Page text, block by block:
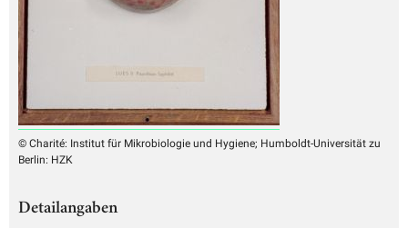
© Charité: Institut für Mikrobiologie und Hygiene; Humboldt-Universität zu
Berlin: HZK
Detailangaben